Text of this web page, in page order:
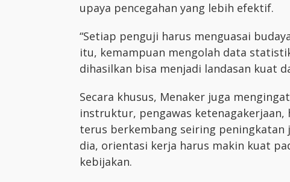
upaya pencegahan yang lebih efektif.
“Setiap penguji harus menguasai
itu, kemampuan mengolah data
dihasilkan bisa menjadi landasan kuat
Secara khusus, Menaker juga
instruktur, pengawas
terus berkembang seiring
dia, orientasi kerja harus makin kuat
kebijakan.